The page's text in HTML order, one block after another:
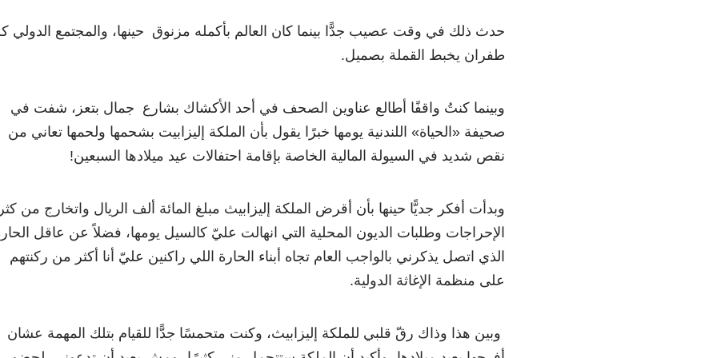
حدث ذلك في وقت عصيب جدًّا بينما كان العالم بأكمله مزنوق حينها، والمجتمع الدولي
طفران يخبط القملة بصميل.
وبينما كنتُ واقفًا أطالع عناوين الصحف في أحد الأكشاك بشارع جمال بتعز، شفت في
صحيفة «الحياة» اللندنية يومها خبرًا يقول بأن الملكة إليزابيت بشحمها ولحمها تعاني من
نقص شديد في السيولة المالية الخاصة بإقامة احتفالات عيد ميلادها السبعين!
وبدأت أفكر جديًّا حينها بأن أقرض الملكة إليزابيث مبلغ المائة ألف الريال واتخارج من
الإحراجات وطلبات الديون المحلية التي انهالت عليّ كالسيل يومها، فضلاً عن عاقل
الذي اتصل يذكرني بالواجب العام تجاه أبناء الحارة اللي راكنين عليّ أنا أكثر من ركنتهم
على منظمة الإغاثة الدولية.
وبين هذا وذاك رقّ قلبي للملكة إليزابيث، وكنت متحمسًا جدًّا للقيام بتلك المهمة عشان